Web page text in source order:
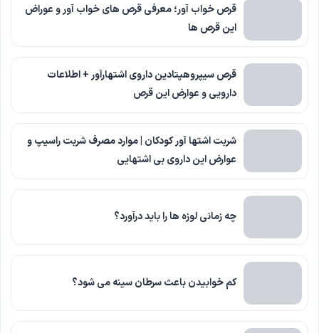
قرص خواب آور؛ معرفی قرص های خواب آور و عوراض
این قرص ها
قرص سیپروهپتادین داروی اشتهارآور + اطلاعات
دارویی و عوارض این قرص
شربت اشتها آور کودکان | موارد مصرف شربت راسیپ و
عوارض این داروی بی اشتهایی
چه زمانی لوزه ها را باید درآورد؟
کم خوابیدن باعث سرطان سینه می شود؟